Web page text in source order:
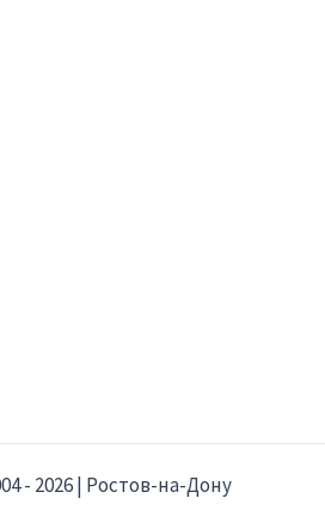
- 2026 | Ростов-на-Дону